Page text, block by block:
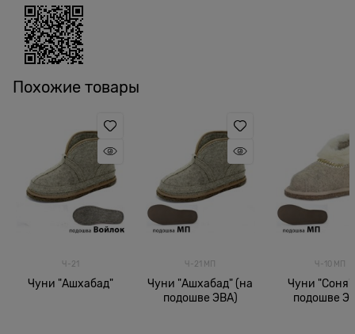
Похожие товары
Ч-21
Чуни "Ашхабад"
Ч-21 МП
Чуни "Ашхабад" (на
подошве ЭВА)
Ч-10 МП
Чуни "Соня"
подошве